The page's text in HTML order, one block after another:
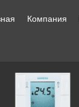
Компания